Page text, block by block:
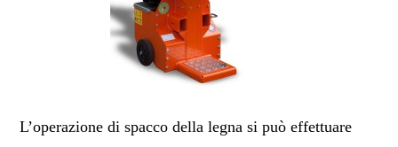
L’operazione di spacco della legna si può effettuare